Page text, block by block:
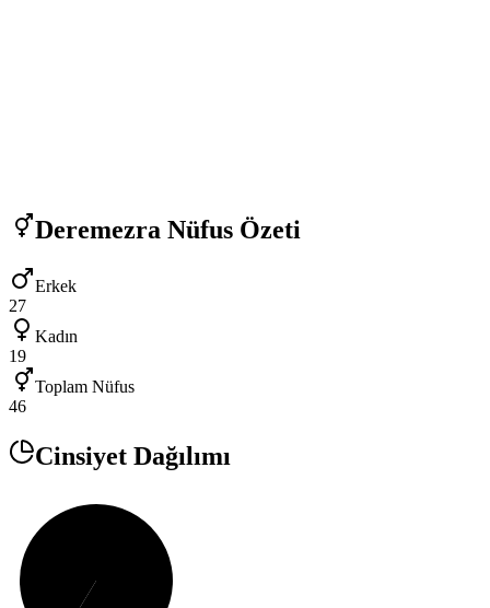
Deremezra Nüfus Özeti
Erkek
27
Kadın
19
Toplam Nüfus
46
Cinsiyet Dağılımı